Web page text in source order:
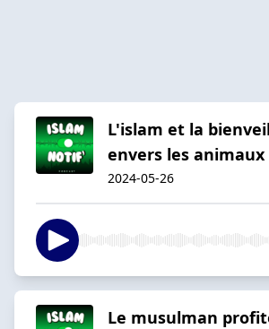
L'islam et la
envers les animaux
2024-05-26
Le musulman